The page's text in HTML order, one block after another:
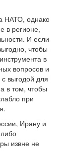
НАТО, однако
в регионе,
И если
чтобы
в
вопросов и
выгодой для
в том, чтобы
при
Ирану и
извне не